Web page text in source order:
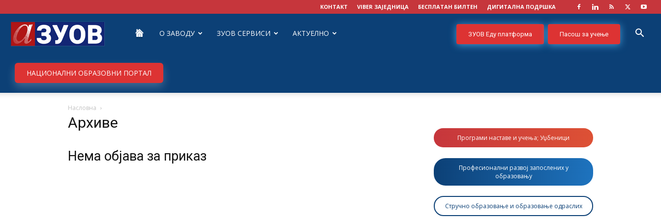
КОНТАКТ VIBER ЗАЈЕДНИЦА БЕСПЛАТАН БИЛТЕН ДИГИТАЛНА ПОДРШКА
ЗУОВ Еду платформа Пасош за учење
за
образовања
О ЗАВОДУ ЗУОВ СЕРВИСИ АКТУЕЛНО
НАЦИОНАЛНИ ОБРАЗОВНИ ПОРТАЛ
Насловна
Архиве
Нема објава за приказ
Програми наставе и учења; Уџбеници
Професионални развој запослених у
образовању
Стручно образовање и образовање одраслих